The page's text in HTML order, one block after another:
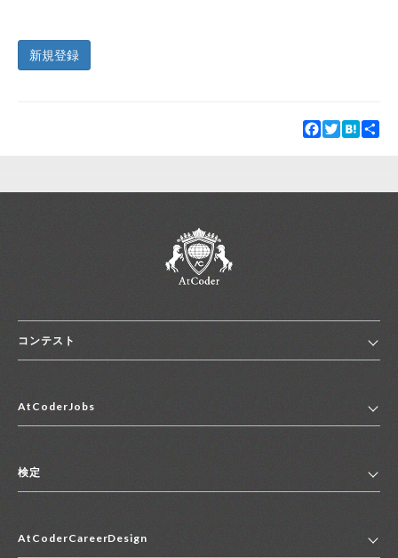
新規登録
Facebook
TwitterHatena
コンテスト
コンテスト一覧
便利リンク集
AtCoderJobs
2027年新卒採用求人一覧
中途採用求人一覧
検定
マイページ
AtCoderCareerDesign